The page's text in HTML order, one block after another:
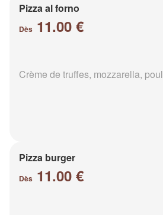
Pizza al forno
Dès 11.00 €
Crème de truffes, mozzarella,
Pizza burger
Dès 11.00 €